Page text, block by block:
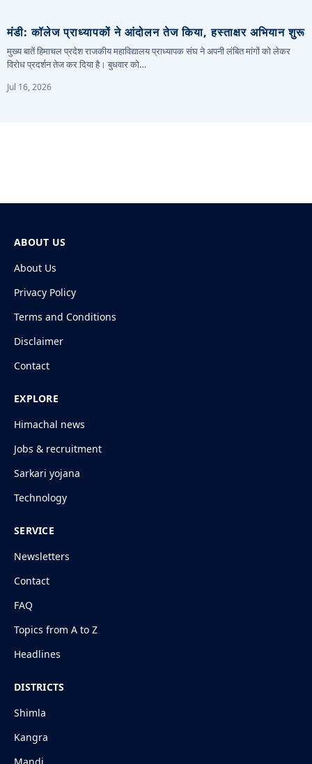
मंडी: कॉलेज प्राध्यापकों ने आंदोलन तेज किया, हस्ताक्षर अभियान शुरू
मुख्य बातें हिमाचल प्रदेश राजकीय महाविद्यालय प्राध्यापक संघ ने अपनी लंबित मांगों को लेकर
विरोध प्रदर्शन तेज कर दिया है। बुधवार को…
Jul 16, 2026
ABOUT US
About Us
Privacy Policy
Terms and Conditions
Disclaimer
Contact
EXPLORE
Himachal news
Jobs & recruitment
Sarkari yojana
Technology
SERVICE
Newsletters
Contact
FAQ
Topics from A to Z
Headlines
DISTRICTS
Shimla
Kangra